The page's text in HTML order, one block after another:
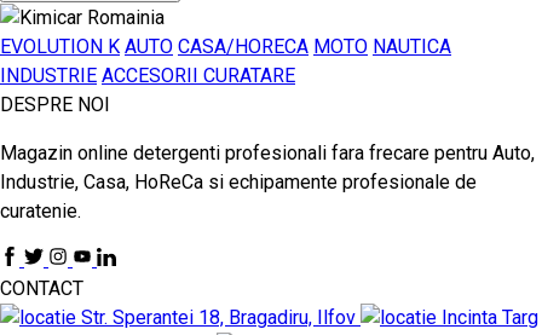
EVOLUTION K AUTO CASA/HORECA MOTO NAUTICA
INDUSTRIE ACCESORII CURATARE
DESPRE NOI
Magazin online detergenti profesionali fara frecare pentru Auto,
Industrie, Casa, HoReCa si echipamente profesionale de
curatenie.
CONTACT
Str. Sperantei 18, Bragadiru, Ilfov
Incinta Targ